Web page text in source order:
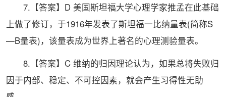
7.【答案】D 美国斯坦福大学心理学家推孟在此基础
上做了修订，于1916年发表了斯坦福一比纳量表(简称S
—B量表)，该量表成为世界上著名的心理测验量表。
8.【答案】C 维纳的归因理论认为，如果总将失败归
因于内部、稳定、不可控因素，就会产生习得性无助